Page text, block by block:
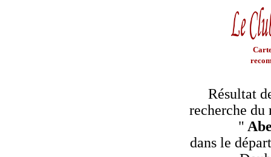
Résultat
recherche du
"
dans le